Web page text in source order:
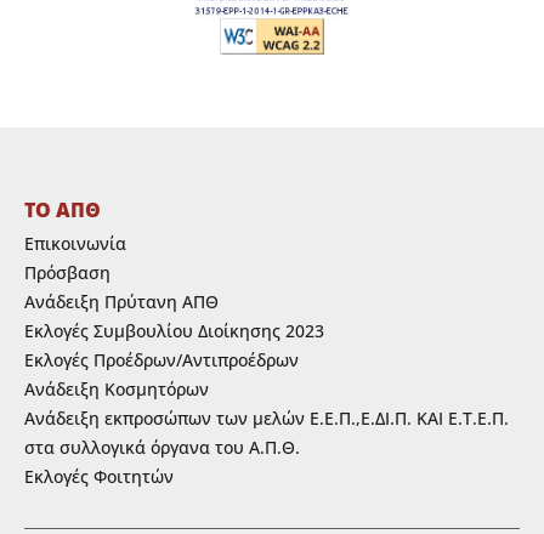
ΤΟ ΑΠΘ
Επικοινωνία
Πρόσβαση
Ανάδειξη Πρύτανη ΑΠΘ
Εκλογές Συμβουλίου Διοίκησης 2023
Εκλογές Προέδρων/Αντιπροέδρων
Ανάδειξη Κοσμητόρων
Ανάδειξη εκπροσώπων των μελών Ε.Ε.Π.,Ε.ΔΙ.Π. ΚΑΙ Ε.Τ.Ε.Π.
στα συλλογικά όργανα του Α.Π.Θ.
Εκλογές Φοιτητών